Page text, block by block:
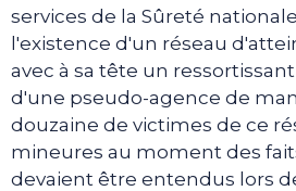
services de la Sûreté
l'existence d'un réseau
avec à sa tête un
d'une pseudo-agence de
douzaine de victimes de ce
mineures au moment des
devaient être entendus lors